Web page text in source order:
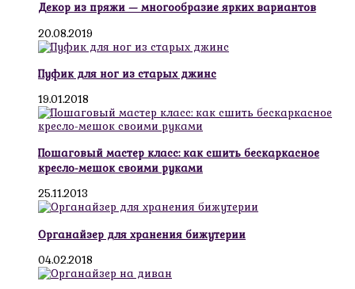
Декор из пряжи — многообразие ярких вариантов
20.08.2019
Пуфик для ног из старых джинс
19.01.2018
Пошаговый мастер класс: как сшить бескаркасное
кресло-мешок своими руками
25.11.2013
Органайзер для хранения бижутерии
04.02.2018